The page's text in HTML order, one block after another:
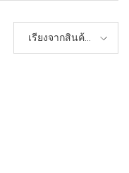
เรียงจากสินค้า
ใหม่-เก่า